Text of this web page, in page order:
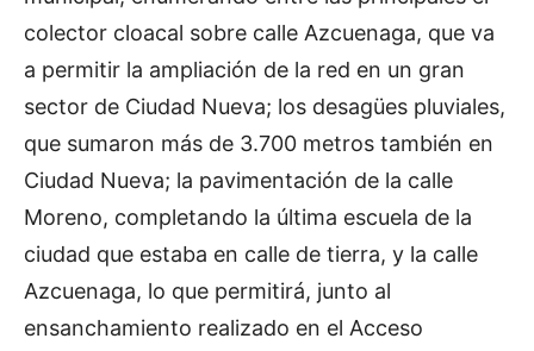
colector cloacal sobre calle Azcuenaga, que va
a permitir la ampliación de la red en un gran
sector de Ciudad Nueva; los desagües pluviales,
que sumaron más de 3.700 metros también en
Ciudad Nueva; la pavimentación de la calle
Moreno, completando la última escuela de la
ciudad que estaba en calle de tierra, y la calle
Azcuenaga, lo que permitirá, junto al
ensanchamiento realizado en el Acceso